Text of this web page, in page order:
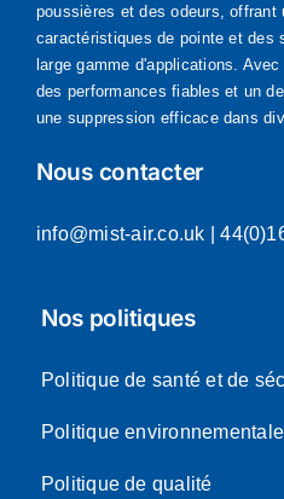
poussières et des odeurs, offrant
caractéristiques de pointe et des
large gamme d'applications.
des performances fiables et un
une suppression efficace dans
Nous contacter
info@mist-air.co.uk |
Nos politiques
Politique de santé et de
Politique environnementale
Politique de qualité